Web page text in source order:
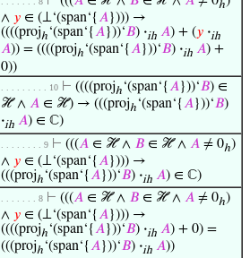
ℎ
∧ 𝑦 ∈ (⊥‘(span‘{𝐴}))) →
((((projℎ ‘(span‘{𝐴}))‘𝐵) ·ih 𝐴) + (𝑦 ·ih
𝐴)) = ((((projℎ ‘(span‘{𝐴}))‘𝐵) ·ih 𝐴) +
0))
. . . . . . . . . 10 ⊢ ((((projℎ ‘(span‘{𝐴}))‘𝐵) ∈
ℋ ∧ 𝐴 ∈ ℋ) → (((projℎ ‘(span‘{𝐴}))‘𝐵)
·ih 𝐴) ∈ ℂ)
. . . . . . . . 9 ⊢ (((𝐴 ∈ ℋ ∧ 𝐵 ∈ ℋ ∧ 𝐴 ≠ 0ℎ)
∧ 𝑦 ∈ (⊥‘(span‘{𝐴}))) →
(((projℎ ‘(span‘{𝐴}))‘𝐵) ·ih 𝐴) ∈ ℂ)
. . . . . . . 8 ⊢ (((𝐴 ∈ ℋ ∧ 𝐵 ∈ ℋ ∧ 𝐴 ≠ 0ℎ)
∧ 𝑦 ∈ (⊥‘(span‘{𝐴}))) →
((((projℎ ‘(span‘{𝐴}))‘𝐵) ·ih 𝐴) + 0) =
(((projℎ ‘(span‘{𝐴}))‘𝐵) ·ih 𝐴))